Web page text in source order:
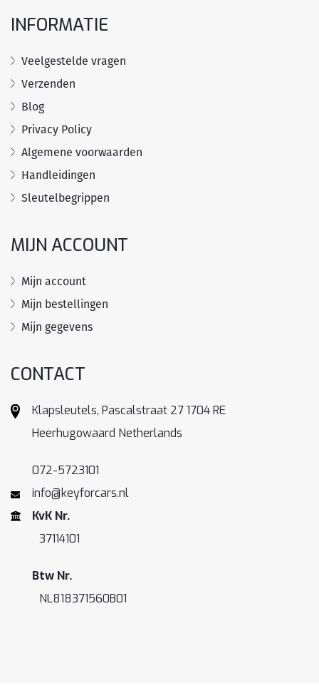
INFORMATIE
Veelgestelde vragen
Verzenden
Blog
Privacy Policy
Algemene voorwaarden
Handleidingen
Sleutelbegrippen
MIJN ACCOUNT
Mijn account
Mijn bestellingen
Mijn gegevens
CONTACT
Klapsleutels, Pascalstraat 27 1704 RE
Heerhugowaard Netherlands
072-5723101
info@keyforcars.nl
KvK Nr.
37114101
Btw Nr.
NL818371560B01